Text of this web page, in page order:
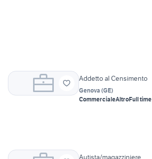
Addetto al Censimento
Genova (GE)
CommercialeAltroFull time
Autista/magazziniere